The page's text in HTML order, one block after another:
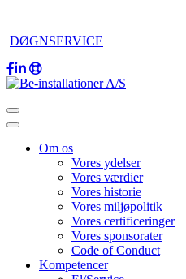
DØGNSERVICE
Om os
Vores ydelser
Vores værdier
Vores historie
Vores miljøpolitik
Vores certificeringer
Vores sponsorater
Code of Conduct
Kompetencer